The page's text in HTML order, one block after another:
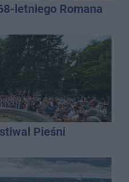
letniego Romana
Pieśni